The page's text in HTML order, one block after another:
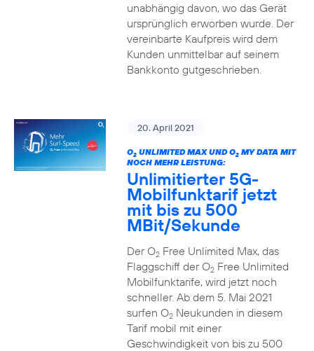
unabhängig davon, wo das Gerät
ursprünglich erworben wurde. Der
vereinbarte Kaufpreis wird dem
Kunden unmittelbar auf seinem
Bankkonto gutgeschrieben.
20. April 2021
O2UNLIMITED MAX UND O2MY DATA MIT
NOCH MEHR LEISTUNG:
Unlimitierter 5G-
Mobilfunktarif jetzt
mit bis zu 500
MBit/Sekunde
Der O2Free Unlimited Max, das
Flaggschiff der O2Free Unlimited
Mobilfunktarife, wird jetzt noch
schneller. Ab dem 5. Mai 2021
surfen O2Neukunden in diesem
Tarif mobil mit einer
Geschwindigkeit von bis zu 500